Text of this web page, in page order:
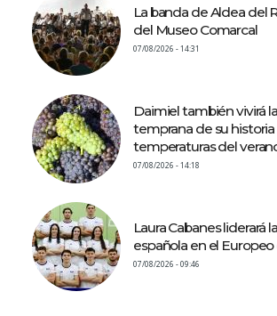
La banda de Aldea del
del Museo Comarcal
07/08/2026 - 14:31
Daimiel también vivirá
temprana de su historia
temperaturas del
07/08/2026 - 14:18
Laura Cabanes liderará
española en el Europeo
07/08/2026 - 09:46